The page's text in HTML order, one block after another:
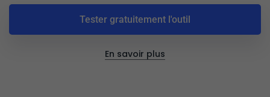
Tester gratuitement l'outil
En savoir plus